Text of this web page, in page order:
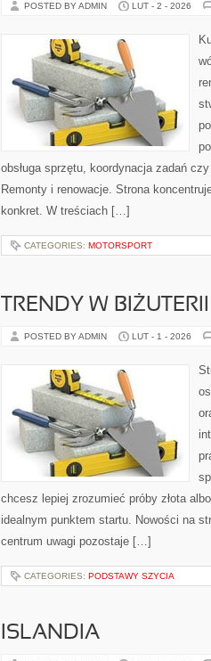
POSTED BY ADMIN LUT - 2 - 2026
obsługa sprzętu, koordynacja zadań
Remonty i renowacje. Strona
konkret. W treściach […]
CATEGORIES: MOTORSPORT
TRENDY W BIŻUTERII
POSTED BY ADMIN LUT - 1 - 2026
chcesz lepiej zrozumieć próby złota
idealnym punktem startu. Nowości na
centrum uwagi pozostaje […]
CATEGORIES: PODSTAWY SZYCIA
ISLANDIA